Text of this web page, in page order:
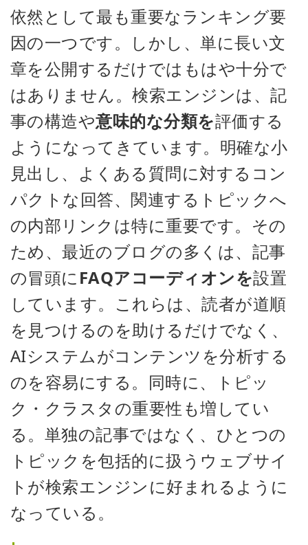
依然として最も重要なランキング要
因の一つです。しかし、単に長い文
章を公開するだけではもはや十分で
はありません。検索エンジンは、記
事の構造や意味的な分類を評価する
ようになってきています。明確な小
見出し、よくある質問に対するコン
パクトな回答、関連するトピックへ
の内部リンクは特に重要です。その
ため、最近のブログの多くは、記事
の冒頭にFAQアコーディオンを設置
しています。これらは、読者が道順
を見つけるのを助けるだけでなく、
AIシステムがコンテンツを分析する
のを容易にする。同時に、トピッ
ク・クラスタの重要性も増してい
る。単独の記事ではなく、ひとつの
トピックを包括的に扱うウェブサイ
トが検索エンジンに好まれるように
なっている。